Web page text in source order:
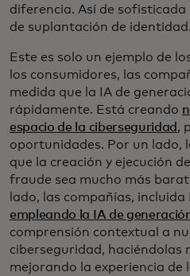
diferencia. Así de
de suplantación de identidad.
Este es solo un ejemplo de
los consumidores, las
medida que la IA de
rápidamente. Está creando
espacio de la ciberseguridad ,
oportunidades. Por un lado,
que la creación y ejecución
fraude sea mucho más
lado, las compañías,
empleando la IA de
comprensión contextual a
ciberseguridad, haciéndolas
mejorando la experiencia de